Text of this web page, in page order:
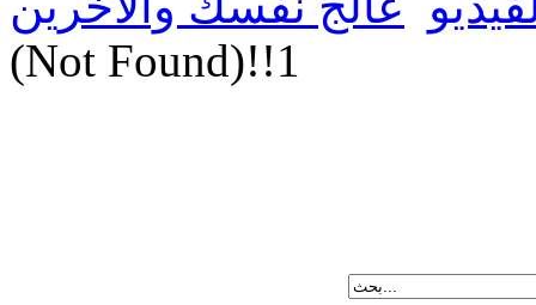
(Not Found)!!1